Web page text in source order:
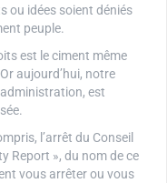
ou idées soient déniés
peuple.
est le ciment même
aujourd’hui, notre
est
l’arrêt du Conseil
Report », du nom de ce
vous arrêter ou vous